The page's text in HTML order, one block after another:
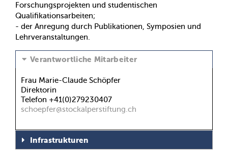
Forschungsprojekten und studentischen
Qualifikationsarbeiten;
- der Anregung durch Publikationen, Symposien und
Lehrveranstaltungen.
Verantwortliche Mitarbeiter
Frau Marie-Claude Schöpfer
Direktorin
Telefon +41(0)279230407
schoepfer@stockalperstiftung.ch
Infrastrukturen